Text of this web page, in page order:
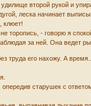
второй рукой и
леска начинает
клюет!
торопись, - говорю я
за ней. Она ведет
труда его нахожу. А
опередив старушек с